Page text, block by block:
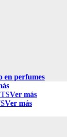
en perfumes
Ver más
Ver más